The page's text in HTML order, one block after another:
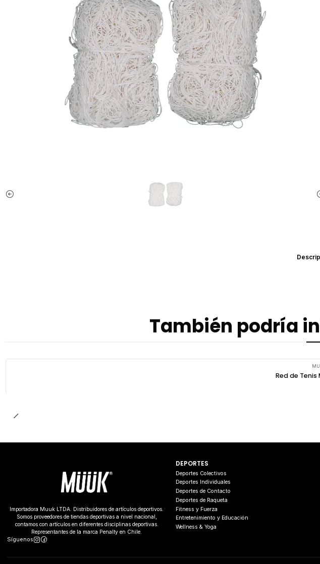
También podría
Red de Tenis
Importadora Muuk LTDA. Distribuidores de artículos deportivos.
Somos proveedores de tiendas deportivas a nivel nacional,
contamos con artículos en diferentes disciplinas deportivas.
Representantes de la marca Penalty en Chile.
Síguenos
DEPORTES
Deportes Colectivos
Deportes Individuales
Deportes de Contacto
Deportes de Raqueta
Fitness y Fuerza
Entretenimiento y Educación
Wellness & Yoga